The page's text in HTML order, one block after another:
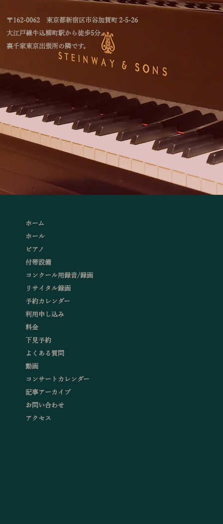
だきます。どうぞ最
〒162-0062 東京都新宿区市谷加賀町 2-5-26
大江戸線牛込柳町駅から徒歩5分。
裏千家東京出張所の隣です。
ホーム
ホール
ピアノ
付帯設備
コンクール用録音/録画
リサイタル録画
予約カレンダー
利用申し込み
料金
下見予約
よくある質問
動画
コンサートカレンダー
記事アーカイブ
お問い合わせ
アクセス